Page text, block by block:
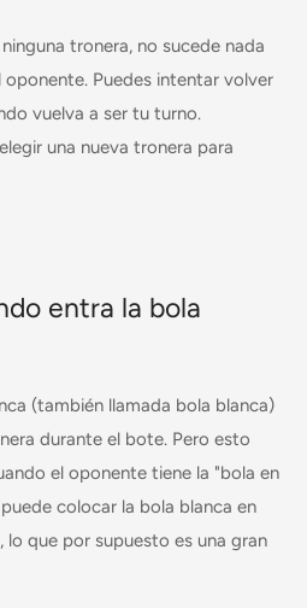
tronera, no sucede nada
Puedes intentar volver
vuelva a ser tu turno.
una nueva tronera para
entra la bola
(también llamada bola blanca)
durante el bote. Pero esto
el oponente tiene la "bola en
colocar la bola blanca en
lo que por supuesto es una gran